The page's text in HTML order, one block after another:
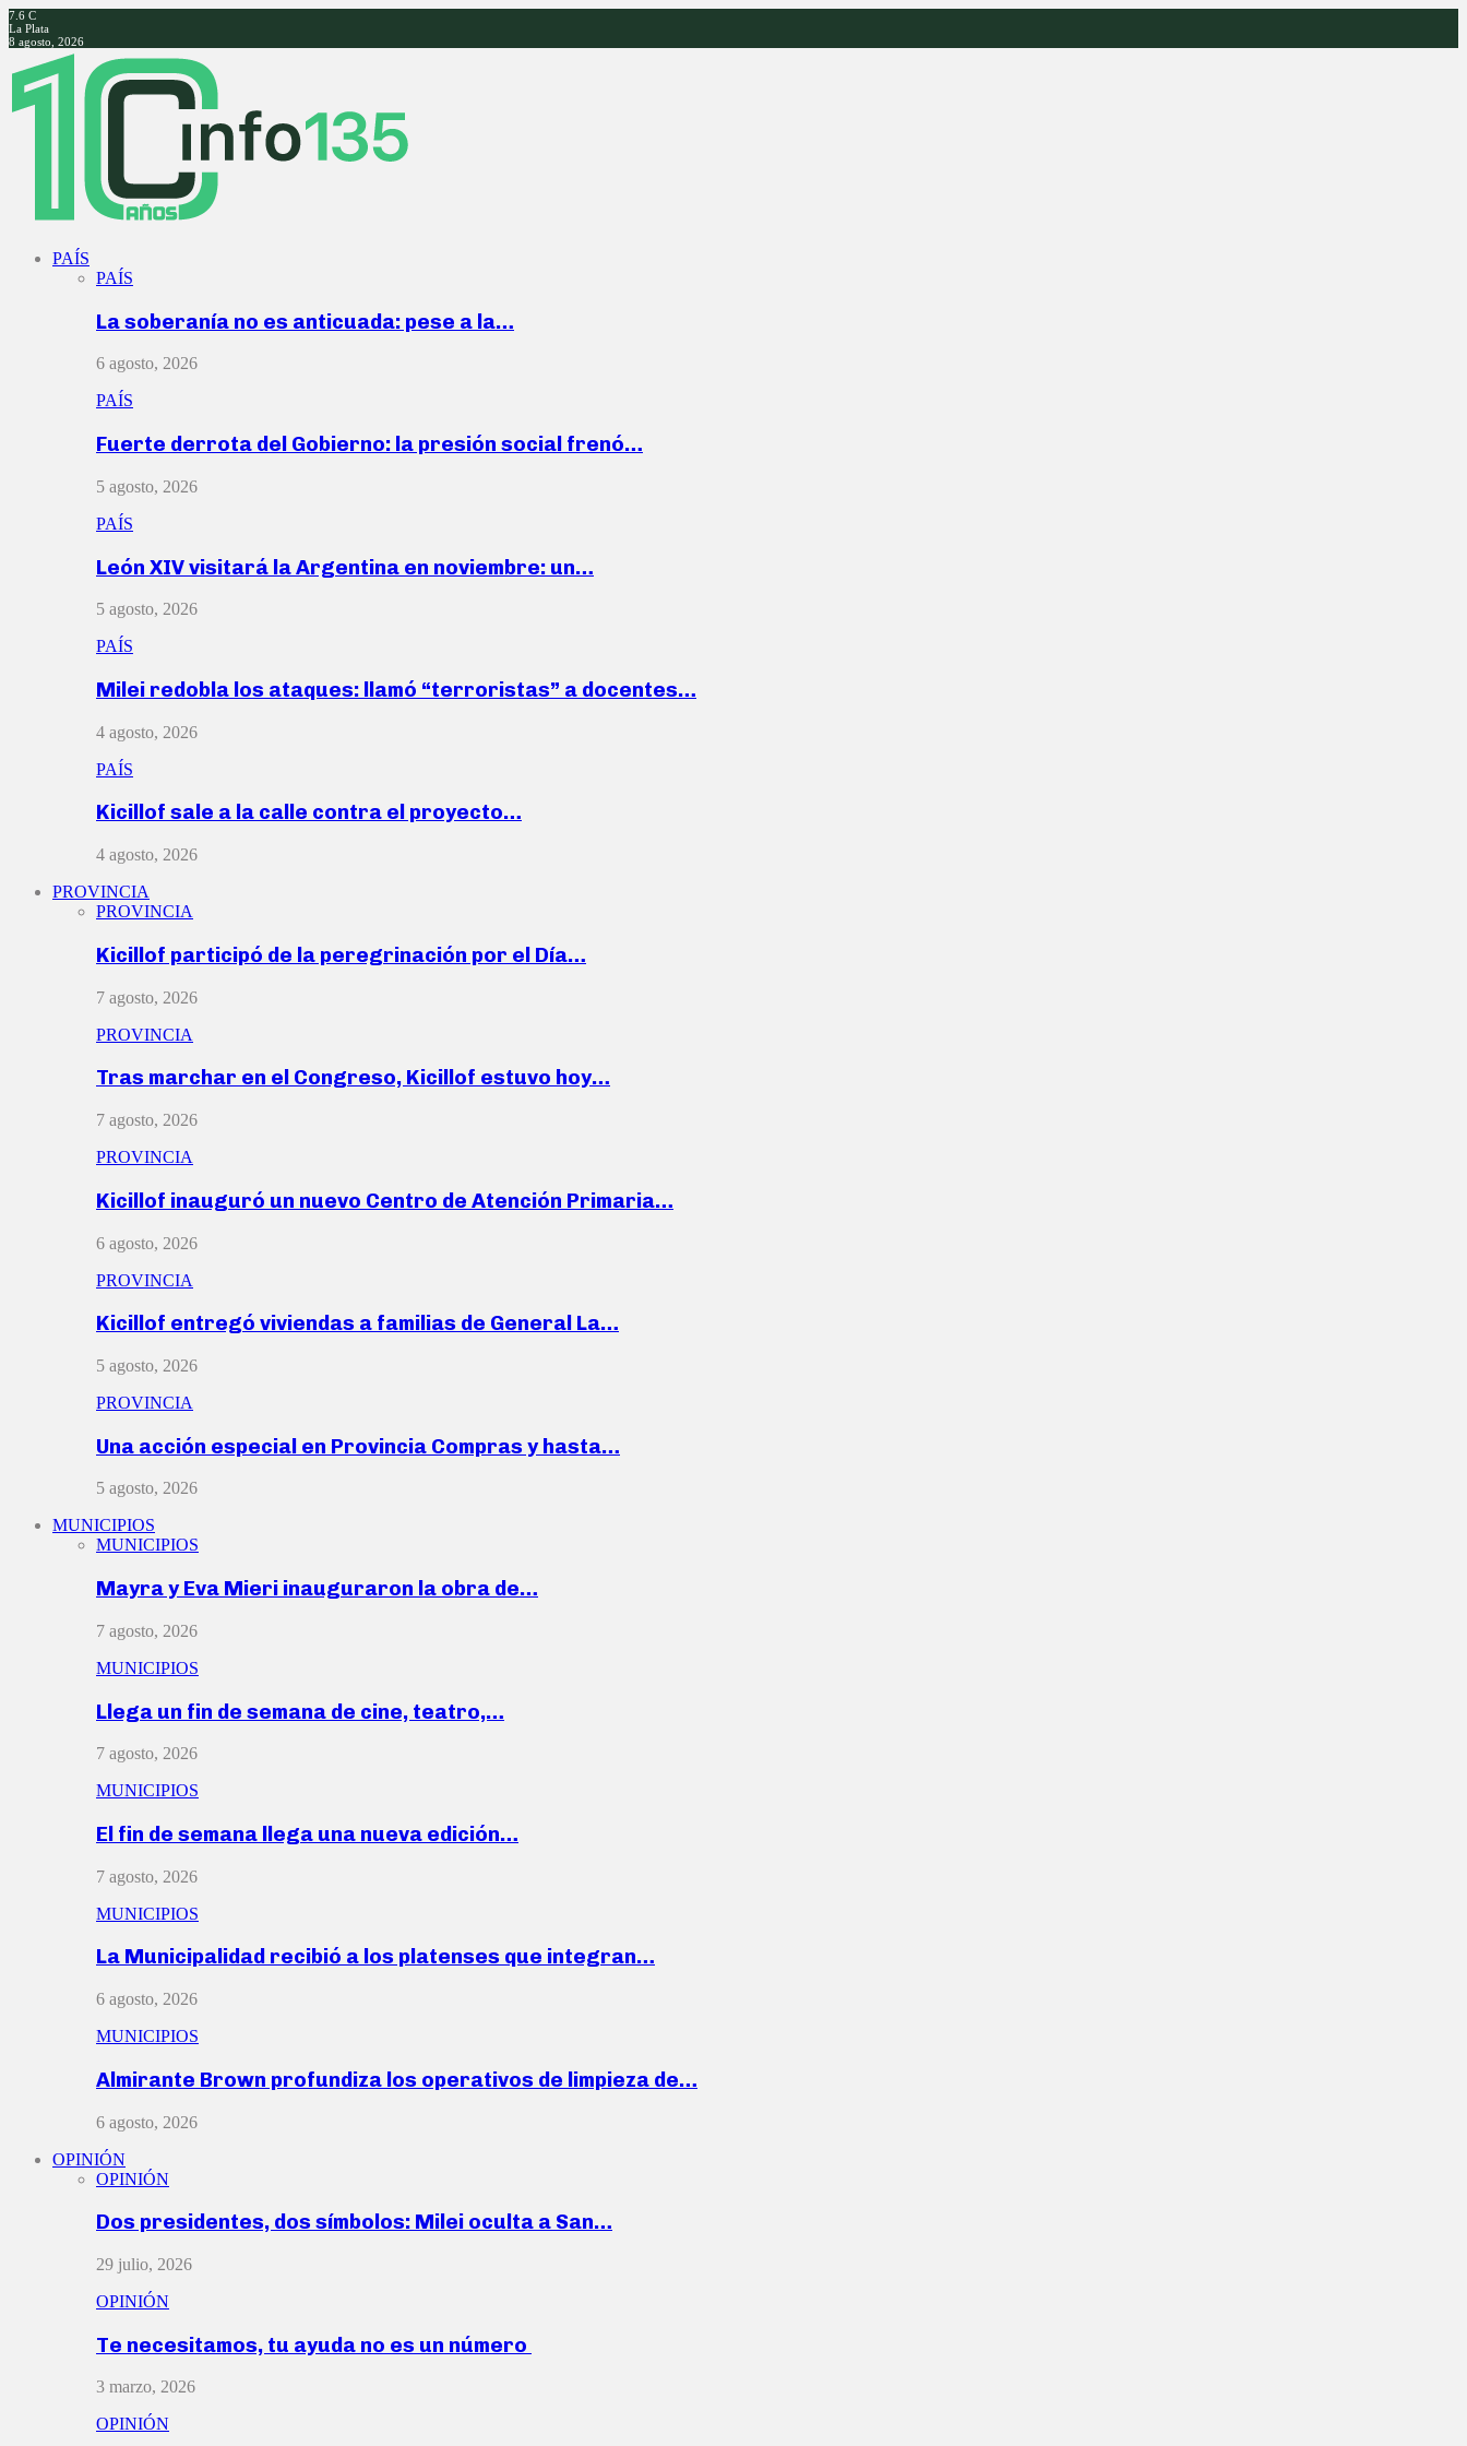
7.6 C
La Plata
8 agosto, 2026
Facebook
Twitter
Instagram
Youtube
PAÍS
PAÍS
La soberanía no es anticuada: pese a la…
6 agosto, 2026
PAÍS
Fuerte derrota del Gobierno: la presión social frenó…
5 agosto, 2026
PAÍS
León XIV visitará la Argentina en noviembre: un…
5 agosto, 2026
PAÍS
Milei redobla los ataques: llamó “terroristas” a docentes…
4 agosto, 2026
PAÍS
Kicillof sale a la calle contra el proyecto…
4 agosto, 2026
PROVINCIA
PROVINCIA
Kicillof participó de la peregrinación por el Día…
7 agosto, 2026
PROVINCIA
Tras marchar en el Congreso, Kicillof estuvo hoy…
7 agosto, 2026
PROVINCIA
Kicillof inauguró un nuevo Centro de Atención Primaria…
6 agosto, 2026
PROVINCIA
Kicillof entregó viviendas a familias de General La…
5 agosto, 2026
PROVINCIA
Una acción especial en Provincia Compras y hasta…
5 agosto, 2026
MUNICIPIOS
MUNICIPIOS
Mayra y Eva Mieri inauguraron la obra de…
7 agosto, 2026
MUNICIPIOS
Llega un fin de semana de cine, teatro,…
7 agosto, 2026
MUNICIPIOS
El fin de semana llega una nueva edición…
7 agosto, 2026
MUNICIPIOS
La Municipalidad recibió a los platenses que integran…
6 agosto, 2026
MUNICIPIOS
Almirante Brown profundiza los operativos de limpieza de…
6 agosto, 2026
OPINIÓN
OPINIÓN
Dos presidentes, dos símbolos: Milei oculta a San…
29 julio, 2026
OPINIÓN
Te necesitamos, tu ayuda no es un número
3 marzo, 2026
OPINIÓN